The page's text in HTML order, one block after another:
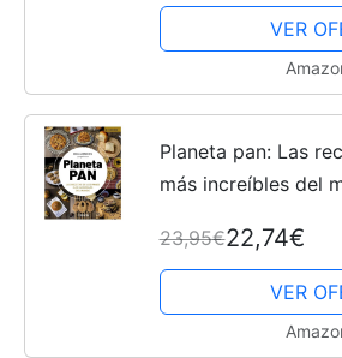
principal...
VER
Planeta pan: Las
más increíbles del
23,95€22,74€
VER